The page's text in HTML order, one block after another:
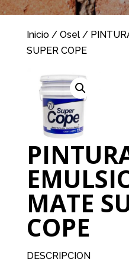
Inicio/ Osel/
SUPER COPE
MATE
COPE
DESCRIPCION